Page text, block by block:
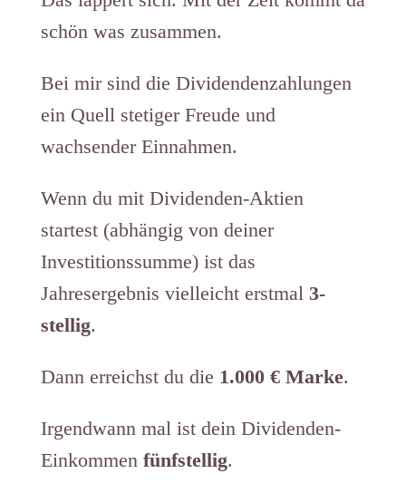
schön was zusammen.
Bei mir sind die Dividendenzahlungen
ein Quell stetiger Freude und
wachsender Einnahmen.
Wenn du mit Dividenden-Aktien
startest (abhängig von deiner
Investitionssumme) ist das
Jahresergebnis vielleicht erstmal 3-
stellig.
Dann erreichst du die 1.000 € Marke.
Irgendwann mal ist dein Dividenden-
Einkommen fünfstellig.